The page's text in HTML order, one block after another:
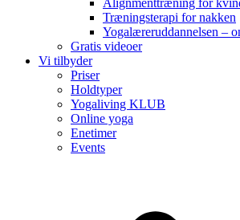
Alignmenttræning for
Træningsterapi for nakken
Yogalæreruddannelsen –
Gratis videoer
Vi tilbyder
Priser
Holdtyper
Yogaliving KLUB
Online yoga
Enetimer
Events